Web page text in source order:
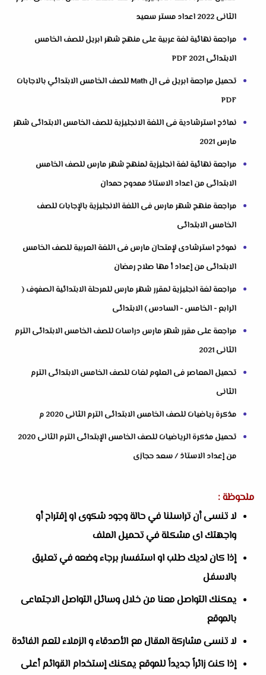
الثانى 2022 اعداد مستر سعيد
مراجعة نهائية لغة عربية على منهج شهر ابريل للصف الخامس
الابتدائى 2021 PDF
تحميل مراجعة ابريل فى ال Math للصف الخامس الابتدائي بالاجابات
PDF
نماذج استرشادية فى اللغة الانجليزية للصف الخامس الابتدائى شهر
مارس 2021
مراجعة نهائية لغة انجليزية لمنهج شهر مارس للصف الخامس
الابتدائى من اعداد الاستاذ ممدوح حمدان
مراجعة منهج شهر مارس فى اللغة الانجليزية بالإجابات للصف
الخامس الابتدائى
نموذج استرشادى لإمتحان مارس فى اللغة العربية للصف الخامس
الابتدائى من إعداد أ مها صلاح رمضان
مراجعة لغة انجليزية لمقرر شهر مارس للمرحلة الابتدائية الصفوف (
الرابع - الخامس - السادس ) الابتدائى
مراجعة على مقرر شهر مارس دراسات للصف الخامس الابتدائى الترم
الثانى 2021
تحميل المعاصر فى العلوم لغات للصف الخامس الابتدائى الترم
الثانى
مذكرة رياضيات للصف الخامس الابتدائى الترم الثانى 2020 م
تحميل مذكرة الرياضيات للصف الخامس الإبتدائى الترم الثانى 2020
من إعداد الاستاذ / سعد حجازى
ملحوظة :
لا تنسى أن تراسلنا في حالة وجود شكوى او إقتراح أو
واجهتك اى مشكلة في تحميل الملف
إذا كان لديك طلب او استفسار برجاء وضعه في تعليق
بالاسفل
يمكنك التواصل معنا من خلال وسائل التواصل الاجتماعى
بالموقع
لا تنسى مشاركة المقال مع الأصدقاء و الزملاء لتعم الفائدة
إذا كنت زائراً جديداً للموقع يمكنك إستخدام القوائم أعلى